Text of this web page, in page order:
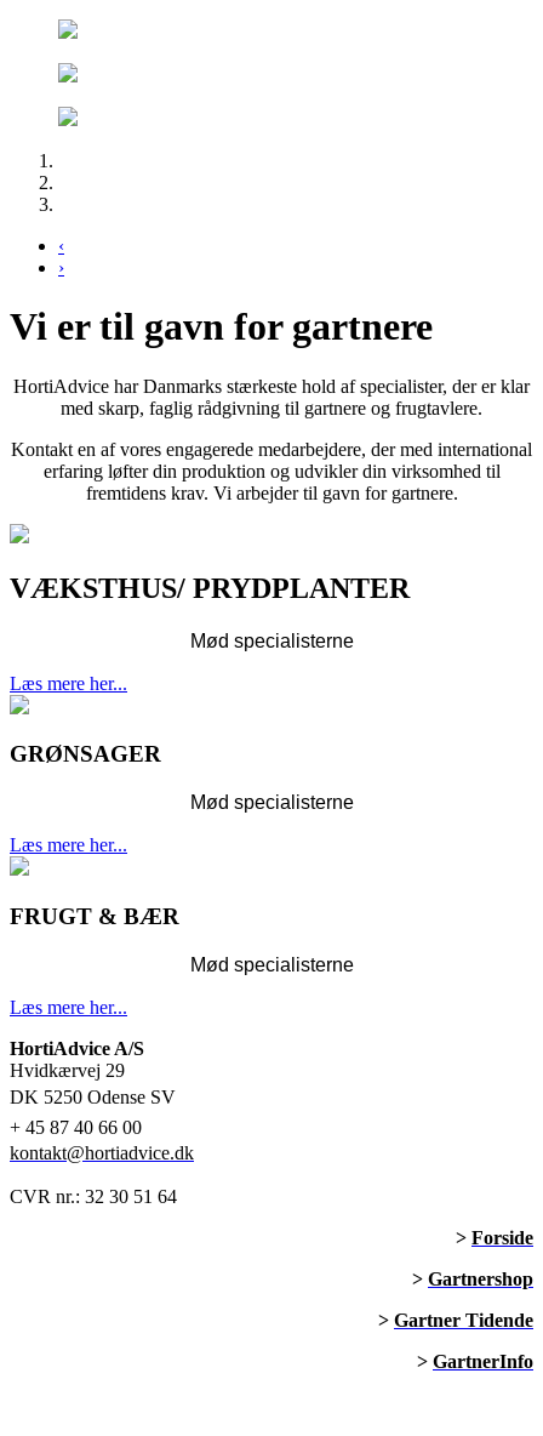
‹
›
Vi er til gavn for gartnere
HortiAdvice har Danmarks stærkeste hold af specialister, der er klar
med skarp, faglig rådgivning til gartnere og frugtavlere.
Kontakt en af vores engagerede medarbejdere, der med international
erfaring løfter din produktion og udvikler din virksomhed til
fremtidens krav. Vi arbejder til gavn for gartnere.
VÆKSTHUS/ PRYDPLANTER
Mød specialisterne
Læs mere her...
GRØNSAGER
Mød specialisterne
Læs mere her...
FRUGT & BÆR
Mød specialisterne
Læs mere her...
HortiAdvice A/S
Hvidkærvej 29
DK 5250 Odense SV
+ 45 87 40 66 00
kontakt@hortiadvice.dk
CVR nr.: 32 30 51 64
> Forside
> Gartnershop
> Gartner Tidende
> GartnerInfo